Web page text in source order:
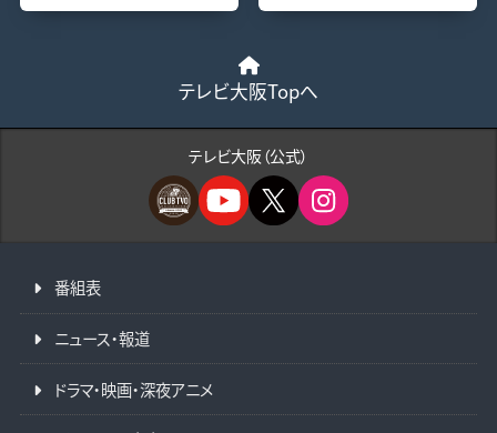
テレビ大阪Topへ
テレビ大阪（公式）
番組表
ニュース・報道
ドラマ・映画・深夜アニメ